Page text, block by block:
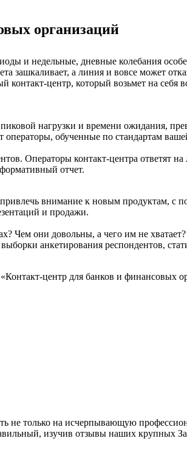
организаций
и недельные, дневные колебания
зашкаливает, а линия и вовсе может
контакт-центр, который возьмет на
нагрузки и времени ожидания,
операторы, обученные по стандартам
Операторы контакт-центра ответят
отчет.
внимание к новым продуктам, с
и продажи.
Чем они довольны, а чего им не
анкетирования респондентов,
центр для банков и финансовых
только на исчерпывающую
изучив отзывы наших крупных